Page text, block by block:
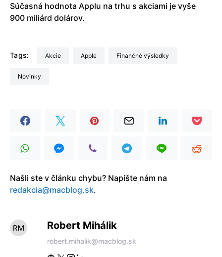
Súčasná hodnota Applu na trhu s akciami je vyše
900 miliárd dolárov.
Tags: akcie Apple finančné výsledky
Novinky
Našli ste v článku chybu? Napíšte nám na
redakcia@macblog.sk.
Robert Mihálik
robert.mihalik@macblog.sk